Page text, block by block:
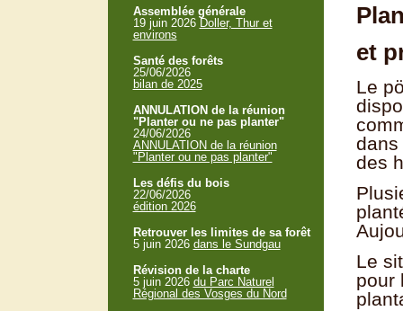
et
Le
dans
des
Le
pour
Assemblée générale
19 juin 2026 Doller, Thur et
environs
Santé des forêts
25/06/2026
bilan de 2025
ANNULATION de la réunion
"Planter ou ne pas planter"
24/06/2026
ANNULATION de la réunion
"Planter ou ne pas planter"
Les défis du bois
22/06/2026
édition 2026
Retrouver les limites de sa forêt
5 juin 2026 dans le Sundgau
Révision de la charte
5 juin 2026 du Parc Naturel
Régional des Vosges du Nord